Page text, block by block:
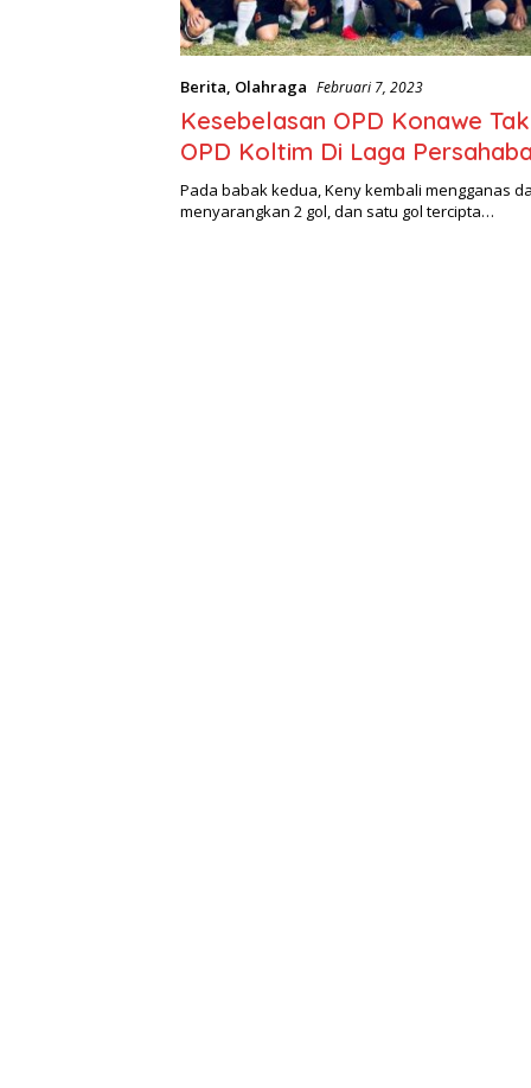
Berita, Olahraga Februari 7, 2023
Kesebelasan OPD Konawe
OPD Koltim Di Laga
Pada babak kedua, Keny kembali mengganas
menyarangkan 2 gol, dan satu gol tercipta…